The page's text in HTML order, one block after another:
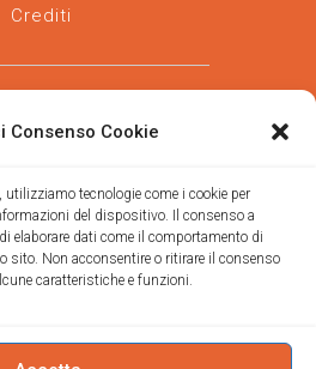
Consenso Cookie
utilizziamo tecnologie come i cookie per
del dispositivo. Il consenso a
elaborare dati come il comportamento di
sito. Non acconsentire o ritirare il consenso
caratteristiche e funzioni.
Crediti
de' Paoli-Diocesi
di Trieste
Feltre, 11 (chiesa)
Trieste